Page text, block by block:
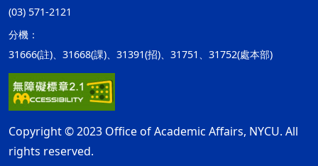
(03) 571-2121
分機：
31666(註)、31668(課)、31391(招)、31751、31752(處本部)
Copyright © 2023 Office of Academic Affairs, NYCU. All
rights reserved.